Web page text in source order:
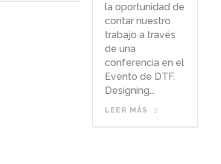
la oportunidad de
contar nuestro
trabajo a través
de una
conferencia en el
Evento de DTF,
Designing...
LEER MÁS